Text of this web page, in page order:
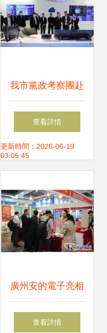
我市黨政考察團赴
浙江招商考察
查看詳情
更新時間：2026-06-19
03:05:45
廣州安的電子亮相
2013上海國際物聯
查看詳情